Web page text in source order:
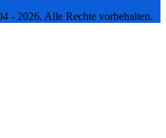
- 2026. Alle Rechte vorbehalten.